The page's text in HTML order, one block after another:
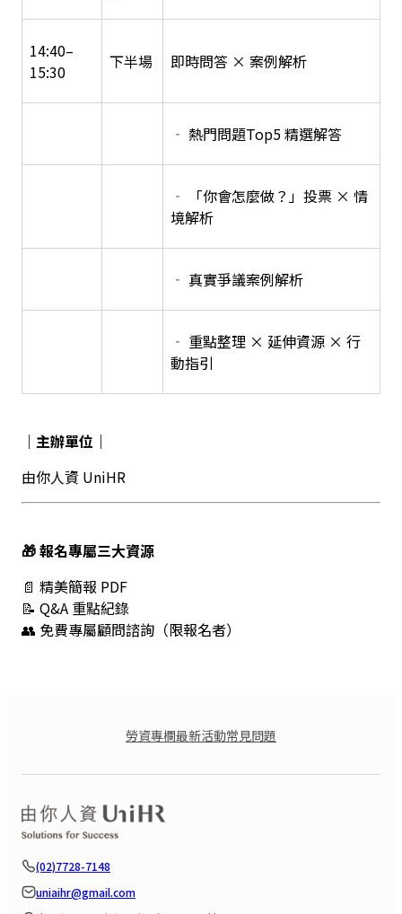
14:40–
15:30
下半場 即時問答 × 案例解析
‐ 熱門問題Top5 精選解答
‐ 「你會怎麼做？」投票 × 情
境解析
‐ 真實爭議案例解析
‐ 重點整理 × 延伸資源 × 行
動指引
｜主辦單位｜
由你人資 UniHR
🎁 報名專屬三大資源
📄 精美簡報 PDF
📝 Q&A 重點紀錄
👥 免費專屬顧問諮詢（限報名者）
勞資專欄最新活動常見問題
(02)7728-7148
uniaihr@gmail.com